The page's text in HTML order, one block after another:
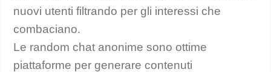
nuovi utenti filtrando per gli interessi che
combaciano.
Le random chat anonime sono ottime
piattaforme per generare contenuti